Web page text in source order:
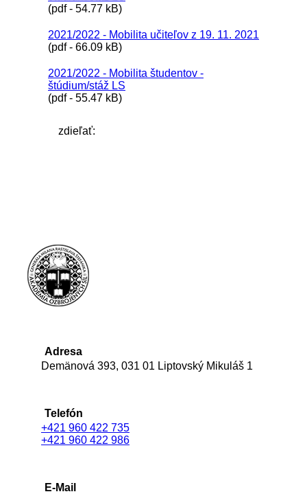
(pdf - 54.77 kB)
2021/2022 - Mobilita učiteľov z 19. 11. 2021
(pdf - 66.09 kB)
2021/2022 - Mobilita študentov -
štúdium/stáž LS
(pdf - 55.47 kB)
zdieľať:
Adresa
Demänová 393, 031 01 Liptovský Mikuláš 1
Telefón
+421 960 422 735
+421 960 422 986
E-Mail